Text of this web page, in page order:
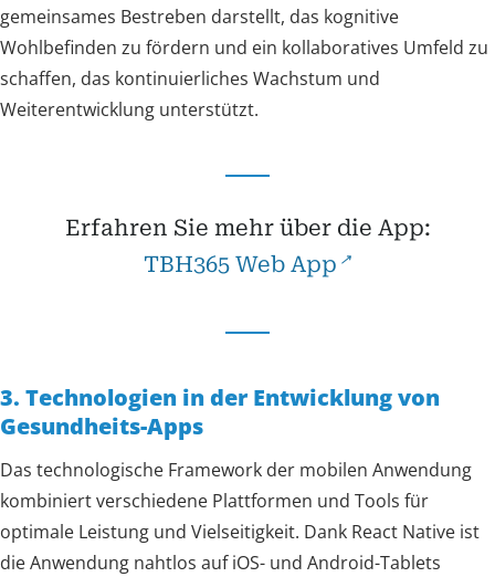
gemeinsames Bestreben darstellt, das kognitive
Wohlbefinden zu fördern und ein kollaboratives Umfeld zu
schaffen, das kontinuierliches Wachstum und
Weiterentwicklung unterstützt.
Erfahren Sie mehr über die App:
TBH365 Web App
3. Technologien in der Entwicklung von
Gesundheits-Apps
Das technologische Framework der mobilen Anwendung
kombiniert verschiedene Plattformen und Tools für
optimale Leistung und Vielseitigkeit. Dank React Native ist
die Anwendung nahtlos auf iOS- und Android-Tablets